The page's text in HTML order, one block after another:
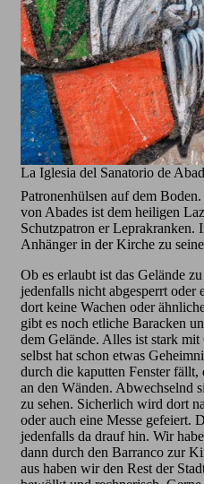
La Iglesia del Sanatorio de
Patronenhülsen auf dem
von Abades ist dem heiligen
Schutzpatron er Leprakranken.
Anhänger in der Kirche zu
Ob es erlaubt ist das Gelände
jedenfalls nicht abgesperrt
dort keine Wachen oder
gibt es noch etliche Baracken
dem Gelände. Alles ist stark
selbst hat schon etwas
durch die kaputten Fenster
an den Wänden. Abwechselnd
zu sehen. Sicherlich wird dort
oder auch eine Messe gefeiert.
jedenfalls da drauf hin. Wir
dann durch den Barranco zur
aus haben wir den Rest der